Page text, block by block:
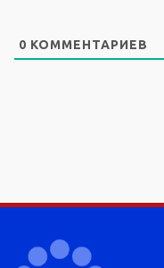
0 КОММЕНТАРИЕВ